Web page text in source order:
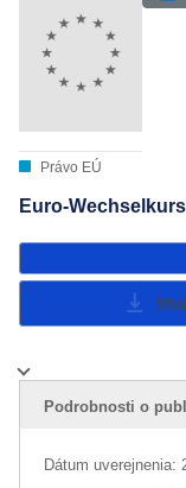
Právo EÚ
Euro-
Podrobnosti o
Dátum uverejnenia: